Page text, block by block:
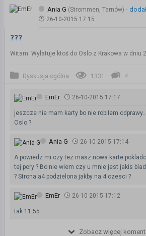
Ania G (Strommen, Tarnów) -
26-10-2015 17:15
???
Witam. Wylatuje ktoś do Oslo z Krakowa w dniu
Dyskusja ogólna 1331 4
EmEr 26-10-2015 17:17
jeszcze nie mam karty bo nie robiłem
Oslo ?
Ania G 26-10-2015 17:14
A powiedz mi czy tez masz nowa karte
tej pory ? Bo nie wiem czy u mnie jest jakis
? Strona a4 podzielona jakby na 4 czesci ?
EmEr 26-10-2015 17:12
tak 11.55
Zobacz więcej